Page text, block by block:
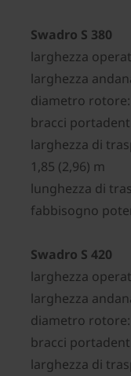
Swadro S 380
larghezza
larghezza
diametro rotore:
bracci
larghezza di
1,85 (2,96) m
lunghezza di
fabbisogno
Swadro S 420
larghezza
larghezza
diametro rotore:
bracci
larghezza di